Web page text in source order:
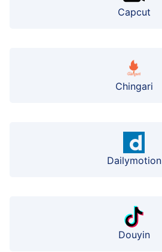
Capcut
Chingari
Dailymotion
Douyin